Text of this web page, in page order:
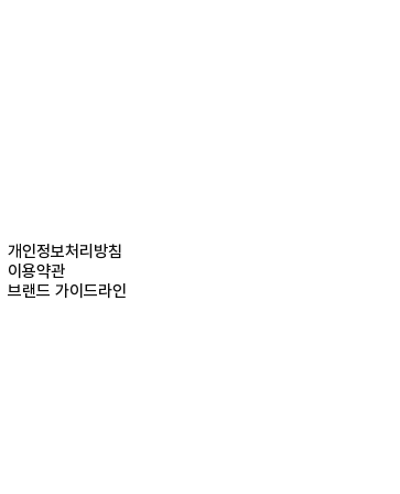
개인정보처리방침
이용약관
브랜드 가이드라인